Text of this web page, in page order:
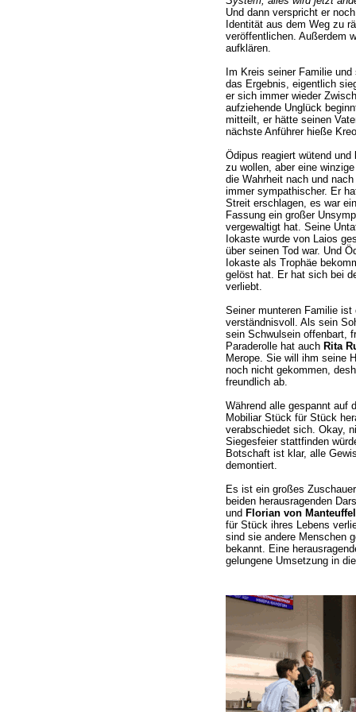
Und dann verspricht er
Identität aus dem Weg zu
veröffentlichen. Außerdem
aufklären.
Im Kreis seiner Familie
das Ergebnis, eigentlich
er sich immer wieder
aufziehende Unglück
mitteilt, er hätte seinen
nächste Anführer hieße
Ödipus reagiert wütend
zu wollen, aber eine
die Wahrheit nach und
immer sympathischer. Er
Streit erschlagen, es war
Fassung ein großer
vergewaltigt hat. Seine
Iokaste wurde von Laios
über seinen Tod war. Und
Iokaste als Trophäe
gelöst hat. Er hat sich bei
verliebt.
Seiner munteren Familie
verständnisvoll. Als sein
sein Schwulsein offenbart,
Paraderolle hat auch Rita
Merope. Sie will ihm seine
noch nicht gekommen,
freundlich ab.
Während alle gespannt auf
Mobiliar Stück für Stück
verabschiedet sich. Okay,
Siegesfeier stattfinden
Botschaft ist klar, alle
demontiert.
Es ist ein großes
beiden herausragenden
und Florian von Manteuffel
für Stück ihres Lebens
sind sie andere Menschen
bekannt. Eine
gelungene Umsetzung in